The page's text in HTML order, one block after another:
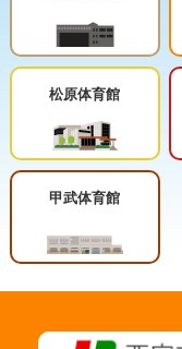
松原体育館
甲武体育館